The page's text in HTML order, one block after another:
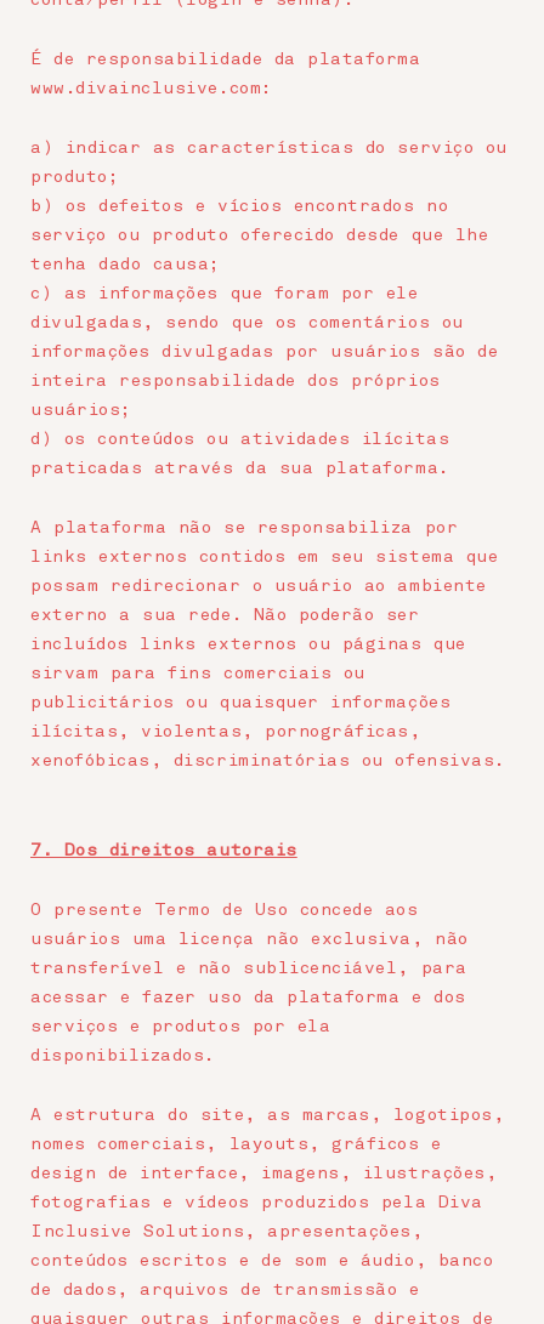
É de responsabilidade da plataforma
www.divainclusive.com:
a) indicar as características do serviço ou
produto;
b) os defeitos e vícios encontrados no
serviço ou produto oferecido desde que lhe
tenha dado causa;
c) as informações que foram por ele
divulgadas, sendo que os comentários ou
informações divulgadas por usuários são de
inteira responsabilidade dos próprios
usuários;
d) os conteúdos ou atividades ilícitas
praticadas através da sua plataforma.
A plataforma não se responsabiliza por
links externos contidos em seu sistema que
possam redirecionar o usuário ao ambiente
externo a sua rede. Não poderão ser
incluídos links externos ou páginas que
sirvam para fins comerciais ou
publicitários ou quaisquer informações
ilícitas, violentas, pornográficas,
xenofóbicas, discriminatórias ou ofensivas.
7. Dos direitos autorais
O presente Termo de Uso concede aos
usuários uma licença não exclusiva, não
transferível e não sublicenciável, para
acessar e fazer uso da plataforma e dos
serviços e produtos por ela
disponibilizados.
A estrutura do site, as marcas, logotipos,
nomes comerciais, layouts, gráficos e
design de interface, imagens, ilustrações,
fotografias e vídeos produzidos pela Diva
Inclusive Solutions, apresentações,
conteúdos escritos e de som e áudio, banco
de dados, arquivos de transmissão e
quaisquer outras informações e direitos de